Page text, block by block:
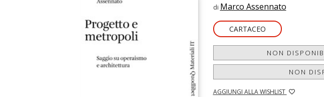
di Marco Assennato
CARTACEO
NON
NON
AGGIUNGI ALLA WISHLIST